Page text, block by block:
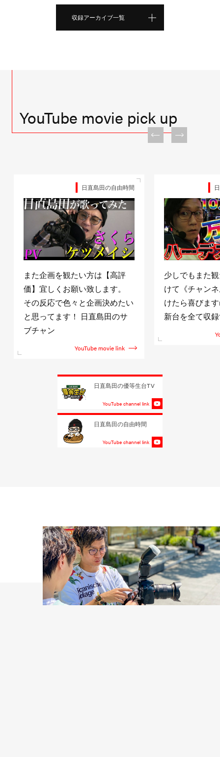
収録アーカイブ一覧
YouTube movie pick up
日直島田の自由時間
また企画を観たい方は【高評
価】宜しくお願い致します。
その反応で色々と企画決めたい
と思ってます！ 日直島田のサ
ブチャン
YouTube movie link
少しでもまた
けて《チャン
けたら喜びま
新台を全て収
日直島田の優等生台TV
YouTube channel link
日直島田の自由時間
YouTube channel link